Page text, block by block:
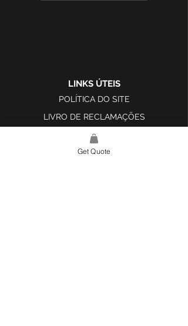
LINKS ÚTEIS
POLÍTICA DO SITE
LIVRO DE RECLAMAÇÕES
Get Quote